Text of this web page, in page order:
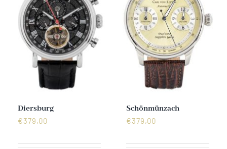
Diersburg
€379,00
Schönmünzach
€379,00